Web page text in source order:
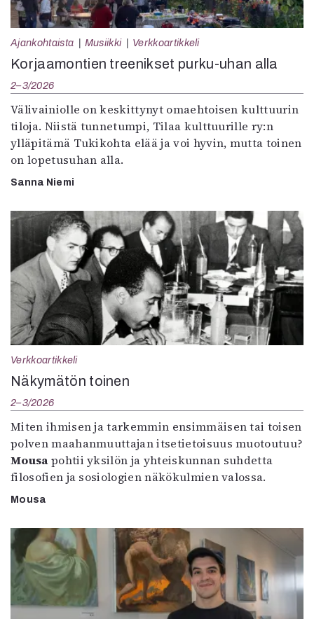
Ajankohtaista Musiikki Verkkoartikkeli
Korjaamontien treenikset purku-uhan alla
2–3/2026
Välivainiolle on keskittynyt omaehtoisen kulttuurin
tiloja. Niistä tunnetumpi, Tilaa kulttuurille ry:n
ylläpitämä Tukikohta elää ja voi hyvin, mutta toinen
on lopetusuhan alla.
Sanna Niemi
Verkkoartikkeli
Näkymätön toinen
2–3/2026
Miten ihmisen ja tarkemmin ensimmäisen tai toisen
polven maahanmuuttajan itsetietoisuus muotoutuu?
Mousa pohtii yksilön ja yhteiskunnan suhdetta
filosofien ja sosiologien näkökulmien valossa.
Mousa